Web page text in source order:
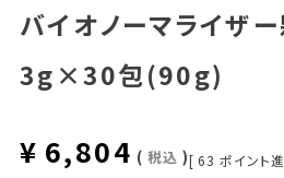
バイオノーマライザ
3g×30包(90g)
¥ 6,804 税込 [ 63 ポイント